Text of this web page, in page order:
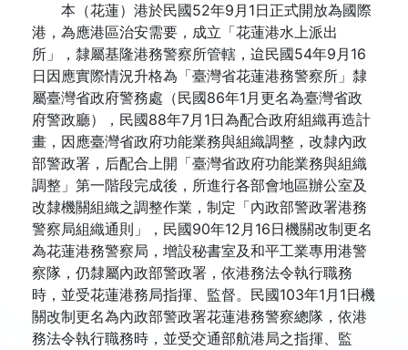
本（花蓮）港於民國52年9月1日正式開放為國際
港，為應港區治安需要，成立「花蓮港水上派出
所」，隸屬基隆港務警察所管轄，迨民國54年9月16
日因應實際情況升格為「臺灣省花蓮港務警察所」隸
屬臺灣省政府警務處（民國86年1月更名為臺灣省政
府警政廳），民國88年7月1日為配合政府組織再造計
畫，因應臺灣省政府功能業務與組織調整，改隸內政
部警政署，后配合上開「臺灣省政府功能業務與組織
調整」第一階段完成後，所進行各部會地區辦公室及
改隸機關組織之調整作業，制定「內政部警政署港務
警察局組織通則」，民國90年12月16日機關改制更名
為花蓮港務警察局，增設秘書室及和平工業專用港警
察隊，仍隸屬內政部警政署，依港務法令執行職務
時，並受花蓮港務局指揮、監督。民國103年1月1日機
關改制更名為內政部警政署花蓮港務警察總隊，依港
務法令執行職務時，並受交通部航港局之指揮、監